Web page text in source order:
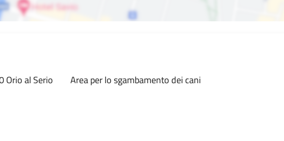
Orio al Serio Area per lo sgambamento dei cani